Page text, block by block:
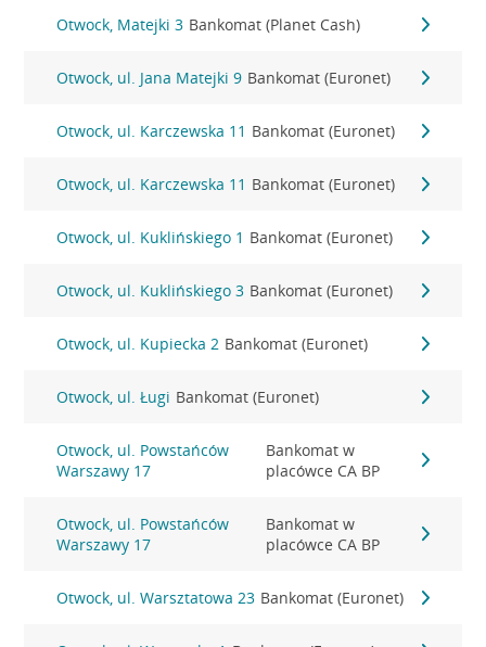
Otwock, Matejki 3 Bankomat (Planet Cash)
Otwock, ul. Jana Matejki 9 Bankomat (Euronet)
Otwock, ul. Karczewska 11 Bankomat (Euronet)
Otwock, ul. Karczewska 11 Bankomat (Euronet)
Otwock, ul. Kuklińskiego 1 Bankomat (Euronet)
Otwock, ul. Kuklińskiego 3 Bankomat (Euronet)
Otwock, ul. Kupiecka 2 Bankomat (Euronet)
Otwock, ul. Ługi Bankomat (Euronet)
Otwock, ul. Powstańców
Warszawy 17
Bankomat w
placówce CA BP
Otwock, ul. Powstańców
Warszawy 17
Bankomat w
placówce CA BP
Otwock, ul. Warsztatowa 23 Bankomat (Euronet)